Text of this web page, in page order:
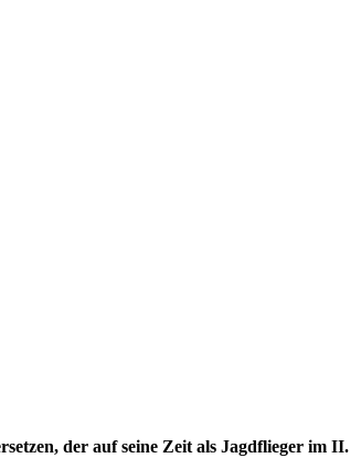
der auf seine Zeit als Jagdflieger im II.